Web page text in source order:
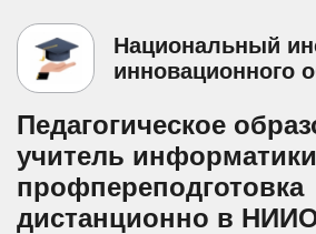
Национальный
инновационного
Педагогическое
учитель
профпереподготовка
дистанционно в